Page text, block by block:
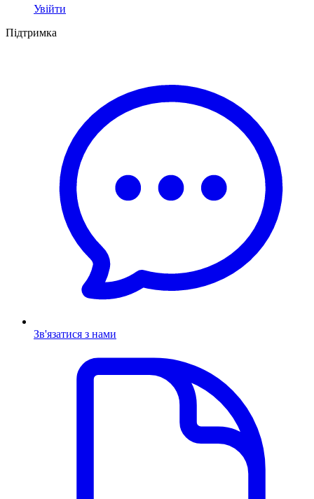
Увійти
Підтримка
Зв'язатися з нами